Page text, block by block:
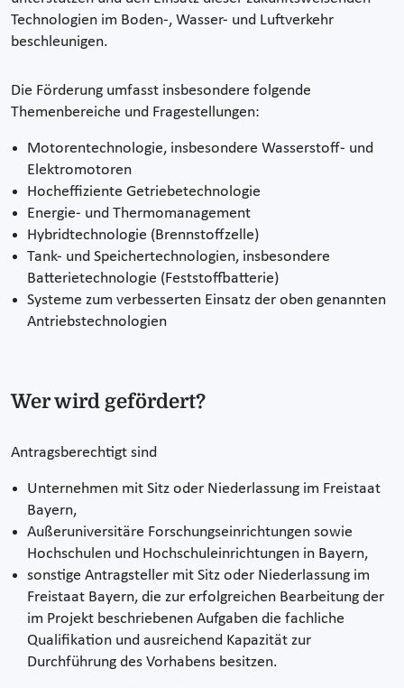
Technologien im Boden-, Wasser- und Luftverkehr
beschleunigen.
Die Förderung umfasst insbesondere folgende
Themenbereiche und Fragestellungen:
Motorentechnologie, insbesondere Wasserstoff- und
Elektromotoren
Hocheffiziente Getriebetechnologie
Energie- und Thermomanagement
Hybridtechnologie (Brennstoffzelle)
Tank- und Speichertechnologien, insbesondere
Batterietechnologie (Feststoffbatterie)
Systeme zum verbesserten Einsatz der oben genannten
Antriebstechnologien
Wer wird gefördert?
Antragsberechtigt sind
Unternehmen mit Sitz oder Niederlassung im Freistaat
Bayern,
Außeruniversitäre Forschungseinrichtungen sowie
Hochschulen und Hochschuleinrichtungen in Bayern,
sonstige Antragsteller mit Sitz oder Niederlassung im
Freistaat Bayern, die zur erfolgreichen Bearbeitung der
im Projekt beschriebenen Aufgaben die fachliche
Qualifikation und ausreichend Kapazität zur
Durchführung des Vorhabens besitzen.